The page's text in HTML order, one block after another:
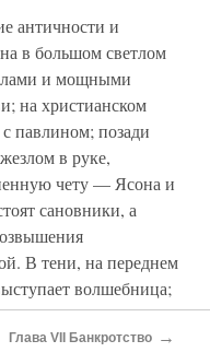
античности и
в большом светлом
и мощными
на христианском
павлином; позади
в руке,
чету — Ясона и
сановники, а
В тени, на переднем
волшебница;
руке она держит
(пару
Глава VII Банкротство →